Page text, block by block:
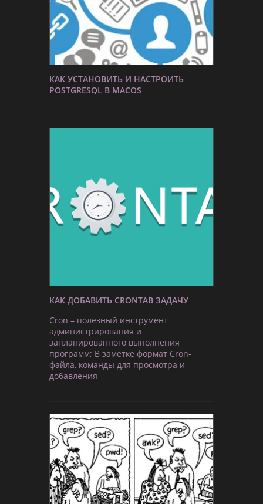
КАК УСТАНОВИТЬ И НАСТРОИТЬ
POSTGRESQL В MACOS
КАК ДОБАВИТЬ CRONTAB ЗАДАЧУ
Cron – полезный инструмент
администрирования и
запланированного выполнения
программ; В заметке формат Cron-
файла, команды для просмотра и
добавления